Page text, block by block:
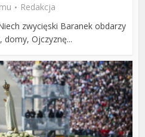
Redakcja
zwycięski Baranek obdarzy
domy, Ojczyznę...